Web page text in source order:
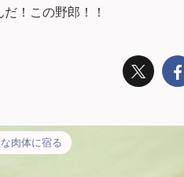
！この野郎！！
肉体に宿る